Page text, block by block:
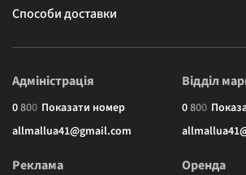
Способи доставки
Адміністрація
0800 Показати номер
allmallua41@gmail.com
Відділ
0800
Реклама Оренда